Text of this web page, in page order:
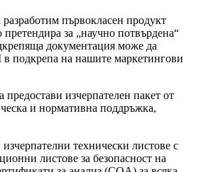
първокласен продукт
претендира за „научно потвърдена“
документация може да
подкрепа на нашите маркетингови
изчерпателен пакет от
и нормативна поддръжка,
технически листове с
листове за безопасност на